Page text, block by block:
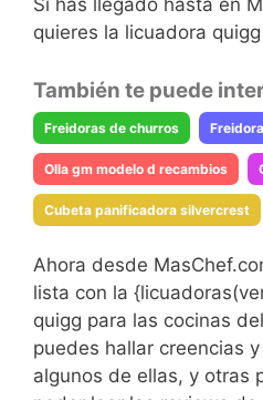
Si has llegado hasta en
quieres la licuadora
También te puede
Freidoras de churros
Olla gm modelo d recambios
Cubeta panificadora silvercrest
Ahora desde
lista con la
quigg para las cocinas
puedes hallar creencias
algunos de ellas, y otras